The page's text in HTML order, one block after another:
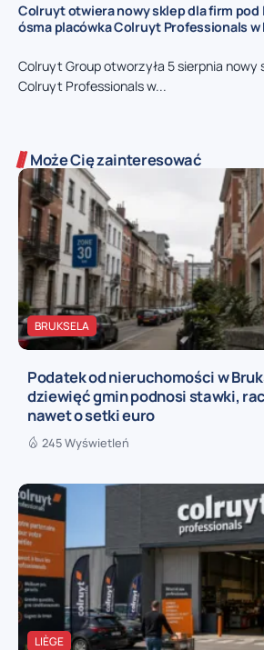
Colruyt otwiera nowy sklep dla firm pod
ósma placówka Colruyt Professionals w
Colruyt Group otworzyła 5 sierpnia nowy
Colruyt Professionals w...
Może Cię zainteresować
BRUKSELA
Podatek od nieruchomości w
dziewięć gmin podnosi stawki,
nawet o setki euro
245 Wyświetleń
LIÈGE